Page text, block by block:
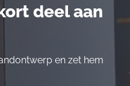
deel aan
en zet hem